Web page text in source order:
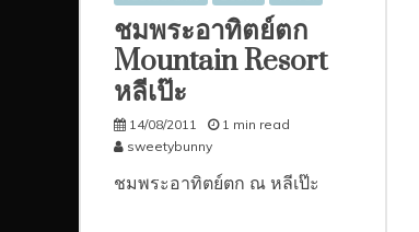
ชมพระอาทิตย์ตก
Mountain Resort
หลีเป๊ะ
14/08/2011
1 min read
sweetybunny
ชมพระอาทิตย์ตก ณ หลีเป๊ะ